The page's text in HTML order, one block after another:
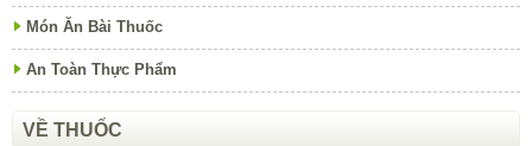
Món Ăn Bài Thuốc
An Toàn Thực Phẩm
VỀ THUỐC